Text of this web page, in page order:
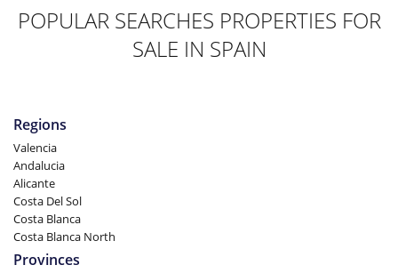
POPULAR SEARCHES PROPERTIES FOR
SALE IN SPAIN
Regions
Valencia
Andalucia
Alicante
Costa Del Sol
Costa Blanca
Costa Blanca North
Provinces